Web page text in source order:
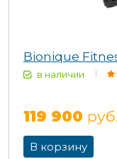
Bionique
в наличии
119 900 руб.
В корзину